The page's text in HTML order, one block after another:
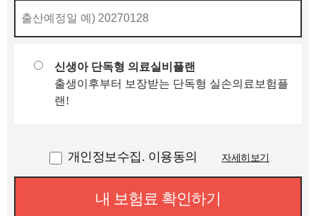
신생아 단독형 의료실비플랜
출생이후부터 보장받는 단독형 실손의료보험플
랜!
개인정보수집. 이용동의 자세히보기
내 보험료 확인하기